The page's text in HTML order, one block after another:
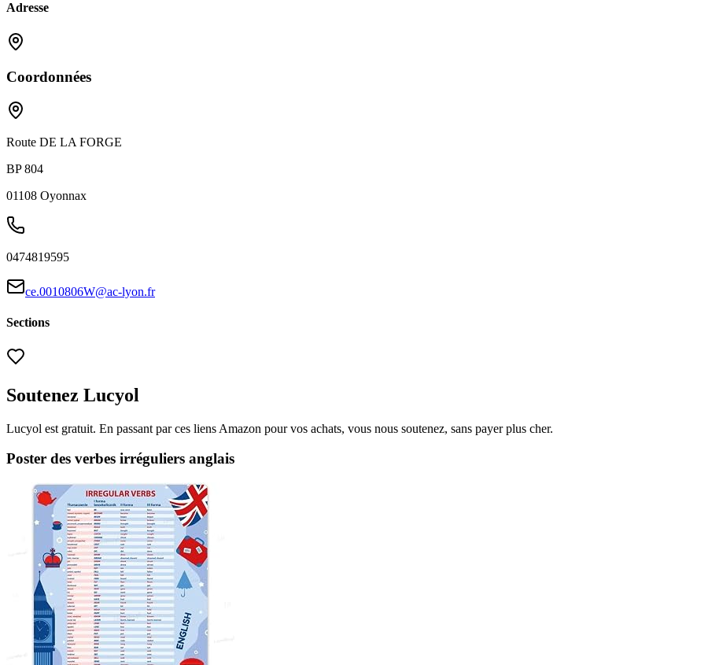
Adresse
Coordonnées
Route DE LA FORGE
BP 804
01108 Oyonnax
0474819595
ce.0010806W@ac-lyon.fr
Sections
Soutenez Lucyol
Lucyol est gratuit. En passant par ces liens Amazon pour vos achats, vous nous soutenez, sans payer plus cher.
Poster des verbes irréguliers anglais